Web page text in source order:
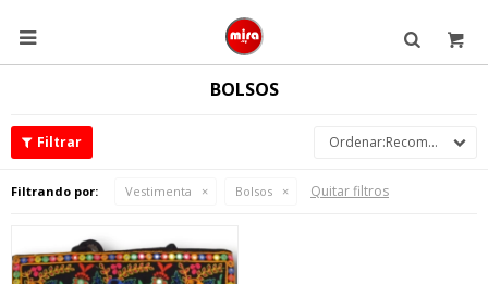

BOLSOS
Recomendados
Filtrando por: Vestimenta Bolsos Quitar filtros